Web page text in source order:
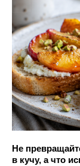
Не
в кучу, а что